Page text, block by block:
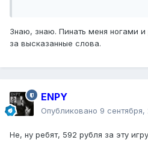
Знаю, знаю. Пинать меня ногами
за высказанные слова.
ENPY
Опубликовано 9 сентября,
Не, ну ребят, 592 рубля за эту